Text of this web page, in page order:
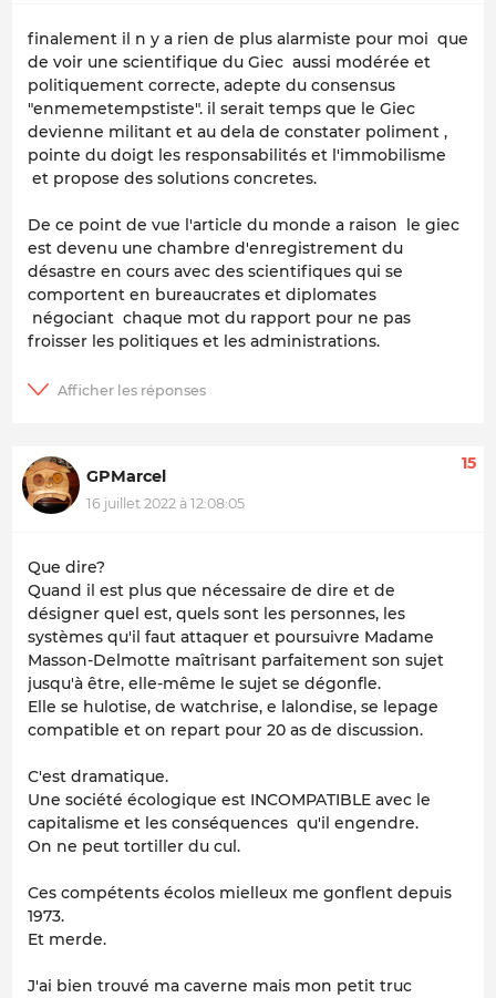
finalement il n y a rien de plus alarmiste pour moi que
de voir une scientifique du Giec aussi modérée et
politiquement correcte, adepte du consensus
"enmemetempstiste". il serait temps que le Giec
devienne militant et au dela de constater poliment ,
pointe du doigt les responsabilités et l'immobilisme
et propose des solutions concretes.
De ce point de vue l'article du monde a raison le giec
est devenu une chambre d'enregistrement du
désastre en cours avec des scientifiques qui se
comportent en bureaucrates et diplomates
négociant chaque mot du rapport pour ne pas
froisser les politiques et les administrations.
GPMarcel
16 juillet 2022 à 12:08:05
15
Que dire?
Quand il est plus que nécessaire de dire et de
désigner quel est, quels sont les personnes, les
systèmes qu'il faut attaquer et poursuivre Madame
Masson-Delmotte maîtrisant parfaitement son sujet
jusqu'à être, elle-même le sujet se dégonfle.
Elle se hulotise, de watchrise, e lalondise, se lepage
compatible et on repart pour 20 as de discussion.
C'est dramatique.
Une société écologique est INCOMPATIBLE avec le
capitalisme et les conséquences qu'il engendre.
On ne peut tortiller du cul.
Ces compétents écolos mielleux me gonflent depuis
1973.
Et merde.
J'ai bien trouvé ma caverne mais mon petit truc